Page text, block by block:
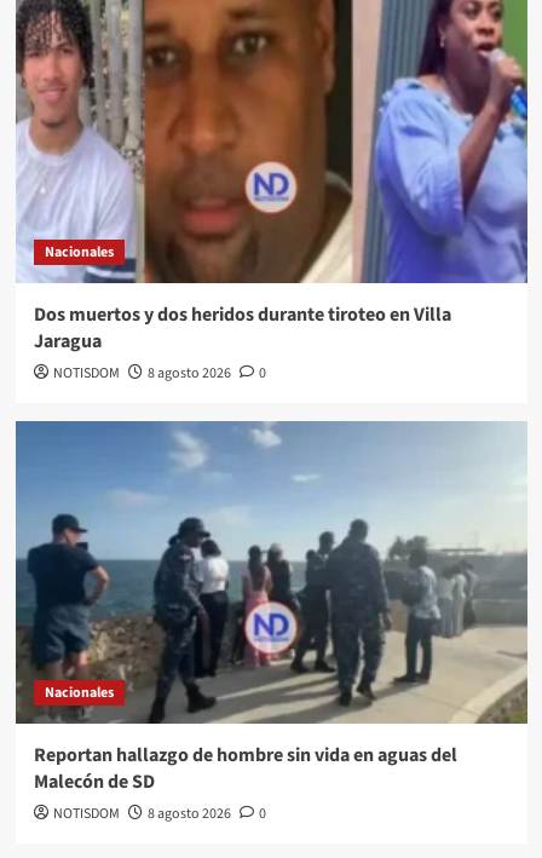
Nacionales
Dos muertos y dos heridos durante tiroteo en Villa
Jaragua
NOTISDOM 8 agosto 2026 0
Nacionales
Reportan hallazgo de hombre sin vida en aguas del
Malecón de SD
NOTISDOM 8 agosto 2026 0